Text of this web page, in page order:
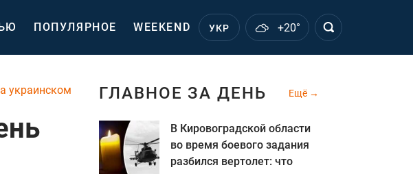
ПОПУЛЯРНОЕ WEEKEND УКР +20°
украинском ГЛАВНОЕ ЗА ДЕНЬ Ещё
В Кировоградской области
во время боевого задания
разбился вертолет: что